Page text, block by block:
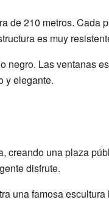
de 210 metros. Cada
es muy
negro. Las ventanas
y elegante.
creando una plaza
disfrute.
una famosa